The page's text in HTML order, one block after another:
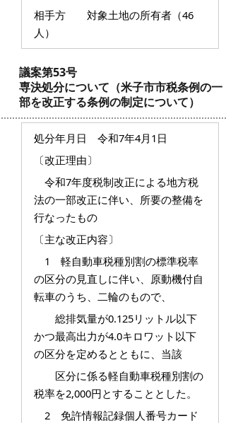
相手方 対象土地の所有者（46
人）
議案第53号
専決処分について（米子市市税条例の一
部を改正する条例の制定について）
処分年月日 令和7年4月1日
〔改正理由〕
令和7年度税制改正による地方税
法の一部改正に伴い、所要の整備を
行なったもの
〔主な改正内容〕
1 軽自動車税種別割の標準税率
の区分の見直しに伴い、原動機付自
転車のうち、二輪のもので、
総排気量が0.125リットル以下
かつ最高出力が4.0キロワット以下
の区分を定めるとともに、当該
区分に係る軽自動車税種別割の
税率を2,000円とすることとした。
2 免許情報記録個人番号カード